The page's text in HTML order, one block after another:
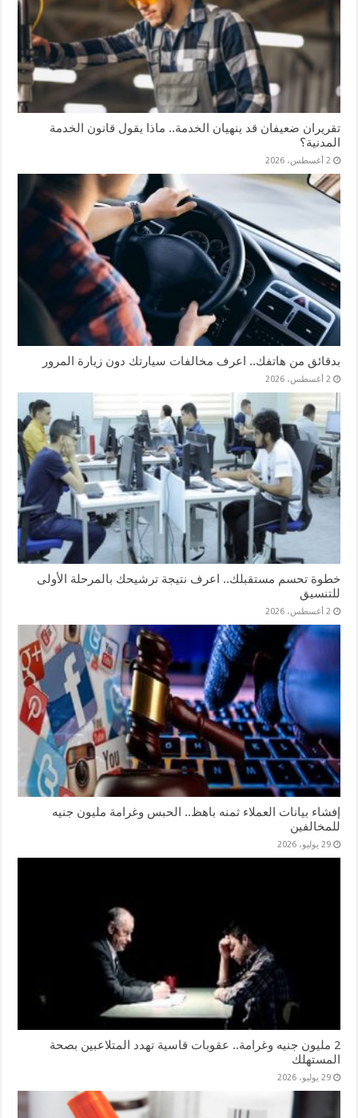
تقريران ضعيفان قد ينهيان الخدمة.. ماذا يقول قانون الخدمة
المدنية؟
2 أغسطس، 2026
بدقائق من هاتفك.. اعرف مخالفات سيارتك دون زيارة المرور
2 أغسطس، 2026
خطوة تحسم مستقبلك.. اعرف نتيجة ترشيحك بالمرحلة الأولى
للتنسيق
2 أغسطس، 2026
إفشاء بيانات العملاء ثمنه باهظ.. الحبس وغرامة مليون جنيه
للمخالفين
29 يوليو، 2026
2 مليون جنيه وغرامة.. عقوبات قاسية تهدد المتلاعبين بصحة
المستهلك
29 يوليو، 2026